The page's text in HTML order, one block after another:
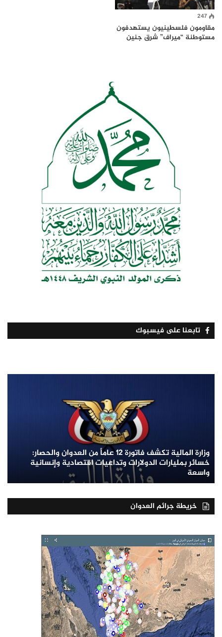
247
مقاومون فلسطينيون يستهدفون
مستوطنة “ميراف” شرق جنين
تابعنا على فيسبوك
وزارة المالية تكشف فاتورة 12 عاماً من العدوان والحصار:
خسائر بمليارات الدولارات وتداعيات اقتصادية وإنسانية
واسعة
خريطة جرائم العدوان